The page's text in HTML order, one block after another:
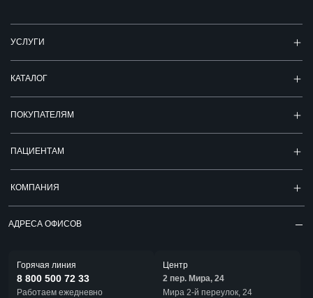
УСЛУГИ
КАТАЛОГ
ПОКУПАТЕЛЯМ
ПАЦИЕНТАМ
КОМПАНИЯ
АДРЕСА ОФИСОВ
Горячая линия
8 800 500 72 33
Работаем ежедневно
Центр
2 пер. Мира, 24
Мира 2-й переулок, 24